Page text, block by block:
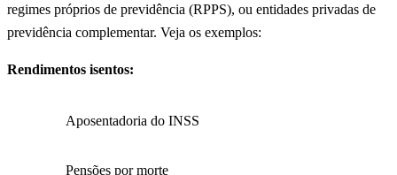
regimes próprios de previdência (RPPS), ou entidades privadas de
previdência complementar. Veja os exemplos:
Rendimentos isentos:
Aposentadoria do INSS
Pensões por morte